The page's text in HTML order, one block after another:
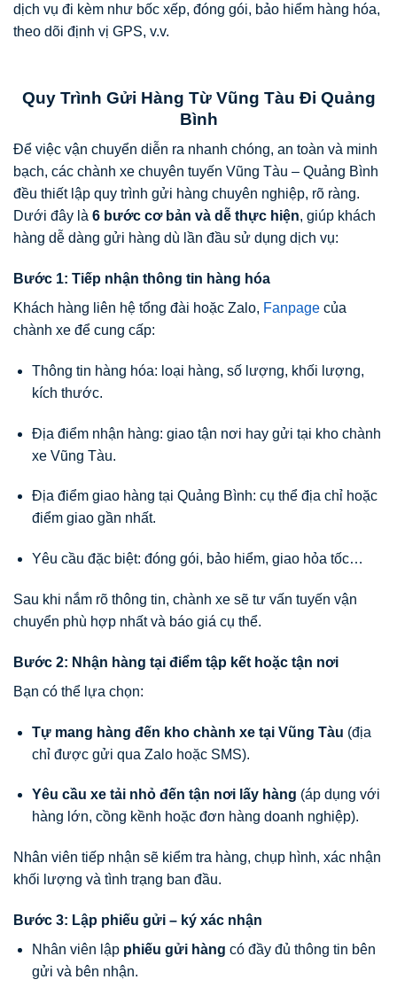
dịch vụ đi kèm như bốc xếp, đóng gói, bảo hiểm hàng hóa,
theo dõi định vị GPS, v.v.
Quy Trình Gửi Hàng Từ Vũng Tàu Đi Quảng
Bình
Để việc vận chuyển diễn ra nhanh chóng, an toàn và minh
bạch, các chành xe chuyên tuyến Vũng Tàu – Quảng Bình
đều thiết lập quy trình gửi hàng chuyên nghiệp, rõ ràng.
Dưới đây là 6 bước cơ bản và dễ thực hiện, giúp khách
hàng dễ dàng gửi hàng dù lần đầu sử dụng dịch vụ:
Bước 1: Tiếp nhận thông tin hàng hóa
Khách hàng liên hệ tổng đài hoặc Zalo, Fanpage của
chành xe để cung cấp:
Thông tin hàng hóa: loại hàng, số lượng, khối lượng,
kích thước.
Địa điểm nhận hàng: giao tận nơi hay gửi tại kho chành
xe Vũng Tàu.
Địa điểm giao hàng tại Quảng Bình: cụ thể địa chỉ hoặc
điểm giao gần nhất.
Yêu cầu đặc biệt: đóng gói, bảo hiểm, giao hỏa tốc…
Sau khi nắm rõ thông tin, chành xe sẽ tư vấn tuyến vận
chuyển phù hợp nhất và báo giá cụ thể.
Bước 2: Nhận hàng tại điểm tập kết hoặc tận nơi
Bạn có thể lựa chọn:
Tự mang hàng đến kho chành xe tại Vũng Tàu (địa
chỉ được gửi qua Zalo hoặc SMS).
Yêu cầu xe tải nhỏ đến tận nơi lấy hàng (áp dụng với
hàng lớn, cồng kềnh hoặc đơn hàng doanh nghiệp).
Nhân viên tiếp nhận sẽ kiểm tra hàng, chụp hình, xác nhận
khối lượng và tình trạng ban đầu.
Bước 3: Lập phiếu gửi – ký xác nhận
Nhân viên lập phiếu gửi hàng có đầy đủ thông tin bên
gửi và bên nhận.